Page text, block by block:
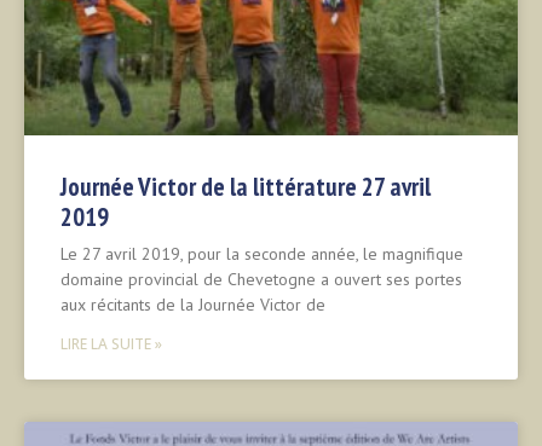
Journée Victor de la littérature 27 avril
2019
Le 27 avril 2019, pour la seconde année, le magnifique
domaine provincial de Chevetogne a ouvert ses portes
aux récitants de la Journée Victor de
LIRE LA SUITE »